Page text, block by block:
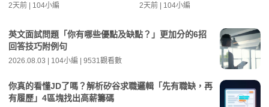
2天前 | 104小編 2天前 | 104小編
英文面試問題「你有哪些優點及缺點？」更加分的6招
回答技巧附例句
2026.08.03 | 104小編 | 9531觀看數
你真的看懂JD了嗎？解析矽谷求職邏輯「先有職缺，再
有履歷」4區塊找出高薪籌碼